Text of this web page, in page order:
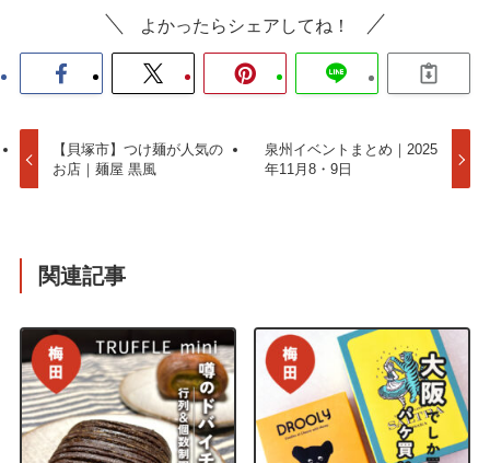
よかったらシェアしてね！
【貝塚市】つけ麺が人気の
お店｜麺屋 黒風
泉州イベントまとめ｜2025
年11月8・9日
関連記事